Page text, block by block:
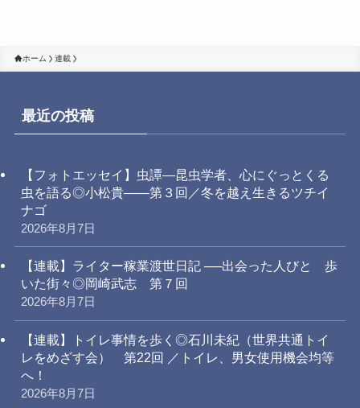
ホーム 連載
最近の投稿
【フォトエッセイ】虫譚―昆虫学者、心にぐっとくる
虫を語る◎小松貴――第３回／冬を越え生きるツチイ
ナゴ
2026年8月7日
【連載】ライター稼業渡世日記 ──出会った人びと 歩
いた街々◎岡崎武志 第７回
2026年8月7日
【連載】トイレ事情を歩く◎石川未紀（世界共通トイ
レをめざす会） 第22回 ／トイレ、男女使用機会均等
へ！
2026年8月7日